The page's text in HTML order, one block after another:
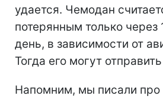
удается. Чемодан
потерянным только через
день, в зависимости от
Тогда его могут
Напомним, мы писали про